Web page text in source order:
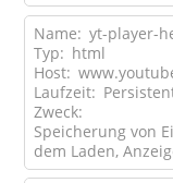
Name: yt-player-
Typ: html
Host:
Laufzeit:
Zweck:
Speicherung von
dem Laden,